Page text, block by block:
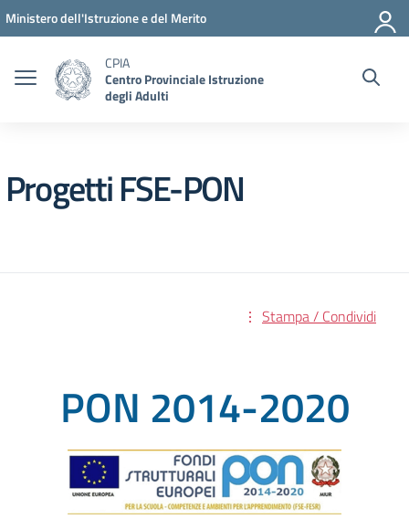
Vai ai contenuti
Vai al menu di navigazione
Vai al footer
Ministero dell'Istruzione e del Merito
CPIA
Centro Provinciale Istruzione
degli Adulti
Progetti FSE-PON
Stampa / Condividi
PON 2014-2020